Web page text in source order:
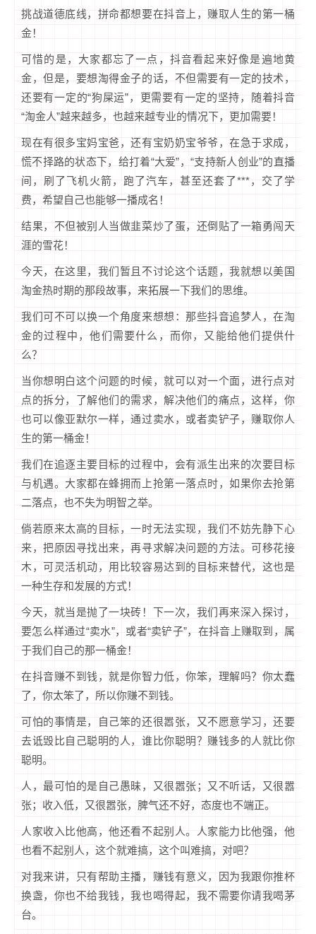
挑战道德底线，拼命都想要在抖音上，赚取人生的第一桶
金！
可惜的是，大家都忘了一点，抖音看起来好像是遍地黄
金，但是，要想淘得金子的话，不但需要有一定的技术，
还要有一定的“狗屎运”，更需要有一定的坚持，随着抖音
“淘金人”越来越多，也越来越专业的情况下，更加需要！
现在有很多宝妈宝爸，还有宝奶奶宝爷爷，在急于求成，
慌不择路的状态下，给打着“大爱”，“支持新人创业”的直播
间，刷了飞机火箭，跑了汽车，甚至还套了***，交了学
费，希望自己也能够一播成名！
结果，不但被别人当做韭菜炒了蛋，还倒贴了一箱勇闯天
涯的雪花！
今天，在这里，我们暂且不讨论这个话题，我就想以美国
淘金热时期的那段故事，来拓展一下我们的思维。
我们可不可以换一个角度来想想：那些抖音追梦人，在淘
金的过程中，他们需要什么，而你，又能给他们提供什
么？
当你想明白这个问题的时候，就可以对一个面，进行点对
点的拆分，了解他们的需求，解决他们的痛点，这样，你
也可以像亚默尔一样，通过卖水，或者卖铲子，赚取你人
生的第一桶金！
我们在追逐主要目标的过程中，会有派生出来的次要目标
与机遇。大家都在蜂拥而上抢第一落点时，如果你去抢第
二落点，也不失为明智之举。
倘若原来太高的目标，一时无法实现，我们不妨先静下心
来，把原因寻找出来，再寻求解决问题的方法。可移花接
木，可灵活机动，用比较容易达到的目标来替代，这也是
一种生存和发展的方式！
今天，就当是抛了一块砖！下一次，我们再来深入探讨，
要怎么样通过“卖水”，或者“卖铲子”，在抖音上赚取到，属
于我们自己的那一桶金！
在抖音赚不到钱，就是你智力低，你笨，理解吗？你太蠢
了，你太笨了，所以你赚不到钱。
可怕的事情是，自己笨的还很嚣张，又不愿意学习，还要
去诋毁比自己聪明的人，谁比你聪明？赚钱多的人就比你
聪明。
人，最可怕的是自己愚昧，又很嚣张；又不听话，又很嚣
张；收入低，又很嚣张，脾气还不好，态度也不端正。
人家收入比他高，他还看不起别人。人家能力比他强，他
也看不起别人，这个就难搞，这个叫难搞，对吧？
对我来讲，只有帮助主播，赚钱有意义，因为我跟你推杯
换盏，你也不给我钱，我也喝得起，我不需要你请我喝茅
台。